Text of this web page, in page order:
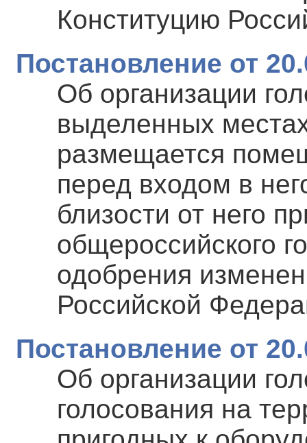
Конституцию
Постановление от
Об организации
выделенных
размещается
перед входом в
близости от него
общероссийского
одобрения
Российской
Постановление от
Об организации
голосования на